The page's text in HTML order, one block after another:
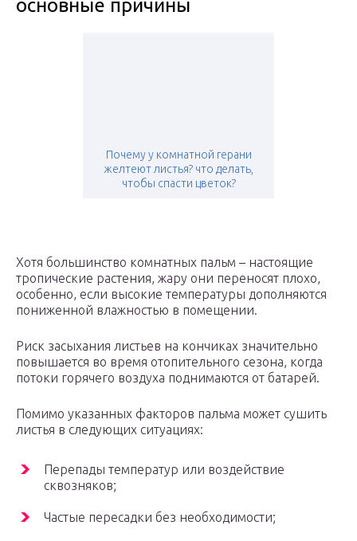
основные причины
Почему у комнатной герани
желтеют листья? что делать,
чтобы спасти цветок?
Хотя большинство комнатных пальм – настоящие
тропические растения, жару они переносят плохо,
особенно, если высокие температуры дополняются
пониженной влажностью в помещении.
Риск засыхания листьев на кончиках значительно
повышается во время отопительного сезона, когда
потоки горячего воздуха поднимаются от батарей.
Помимо указанных факторов пальма может сушить
листья в следующих ситуациях:
Перепады температур или воздействие
сквозняков;
Частые пересадки без необходимости;